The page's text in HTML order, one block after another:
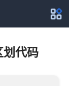
代码